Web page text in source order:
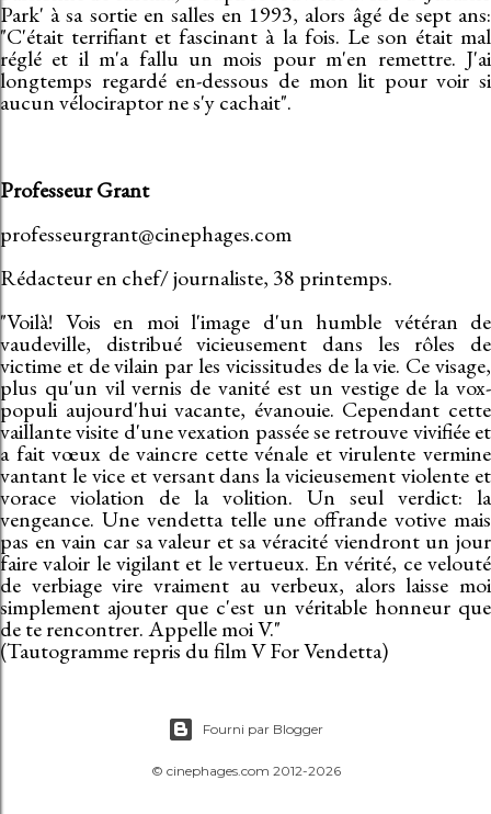
Park' à sa sortie en salles en 1993, alors âgé de sept ans:
"C'était terrifiant et fascinant à la fois. Le son était mal
réglé et il m'a fallu un mois pour m'en remettre. J'ai
longtemps regardé en-dessous de mon lit pour voir si
aucun vélociraptor ne s'y cachait".
Professeur Grant
professeurgrant@cinephages.com
Rédacteur en chef/ journaliste, 38 printemps.
"Voilà! Vois en moi l'image d'un humble vétéran de
vaudeville, distribué vicieusement dans les rôles de
victime et de vilain par les vicissitudes de la vie. Ce visage,
plus qu'un vil vernis de vanité est un vestige de la vox-
populi aujourd'hui vacante, évanouie. Cependant cette
vaillante visite d'une vexation passée se retrouve vivifiée et
a fait vœux de vaincre cette vénale et virulente vermine
vantant le vice et versant dans la vicieusement violente et
vorace violation de la volition. Un seul verdict: la
vengeance. Une vendetta telle une offrande votive mais
pas en vain car sa valeur et sa véracité viendront un jour
faire valoir le vigilant et le vertueux. En vérité, ce velouté
de verbiage vire vraiment au verbeux, alors laisse moi
simplement ajouter que c'est un véritable honneur que
de te rencontrer. Appelle moi V."
(Tautogramme repris du film V For Vendetta)
Fourni par Blogger
© cinephages.com 2012-2026